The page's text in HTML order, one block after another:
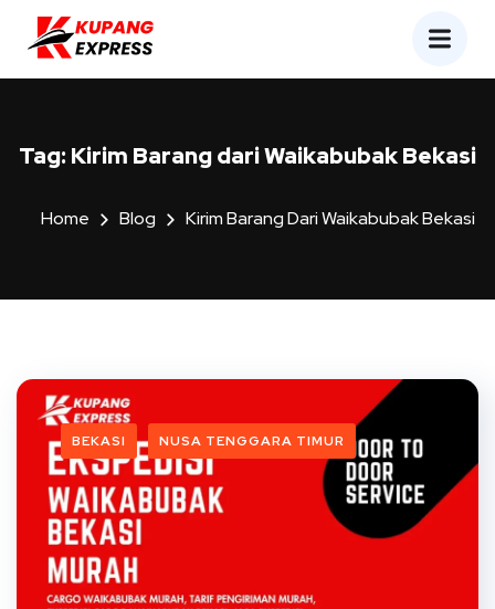
Tag: Kirim Barang dari Waikabubak Bekasi
Home Blog Kirim Barang Dari Waikabubak Bekasi
BEKASI NUSA TENGGARA TIMUR